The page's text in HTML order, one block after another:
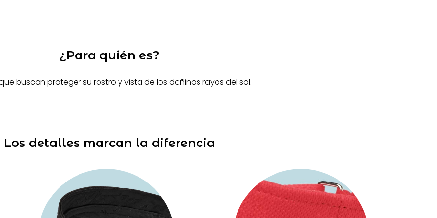
¿Para quién es?
buscan proteger su rostro y vista de los dañinos rayos del sol.
Los detalles marcan la diferencia